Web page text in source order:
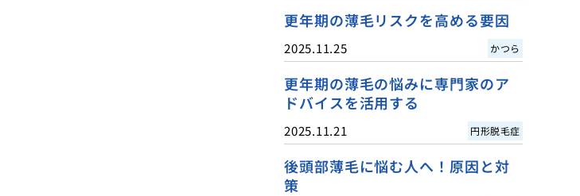
更年期の薄毛リスクを高める要因
2025.11.25 かつら
更年期の薄毛の悩みに専門家のア
ドバイスを活用する
2025.11.21 円形脱毛症
後頭部薄毛に悩む人へ！原因と対
策